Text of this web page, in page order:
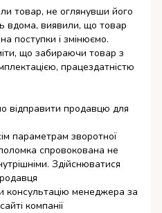
товар, не оглянувши його
вдома, виявили, що товар
поступки і змінюємо.
що забираючи товар з
працездатністю
відправити продавцю для
параметрам зворотної
спровокована не
Здійснюватися
консультацію менеджера за
компанії